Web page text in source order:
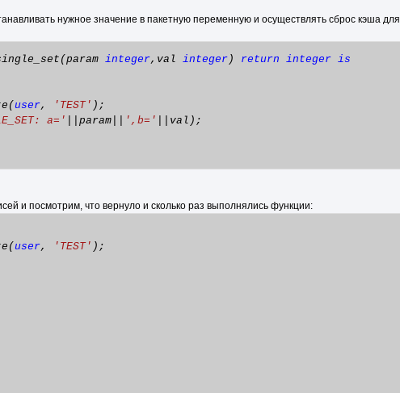
нужное значение в пакетную переменную и осуществлять сброс кэша для
integer,val integer) return integer is
user, 'TEST' );
a=' ||param|| ',b='
||val);
и посмотрим, что вернуло и сколько раз выполнялись функции:
user, 'TEST' );